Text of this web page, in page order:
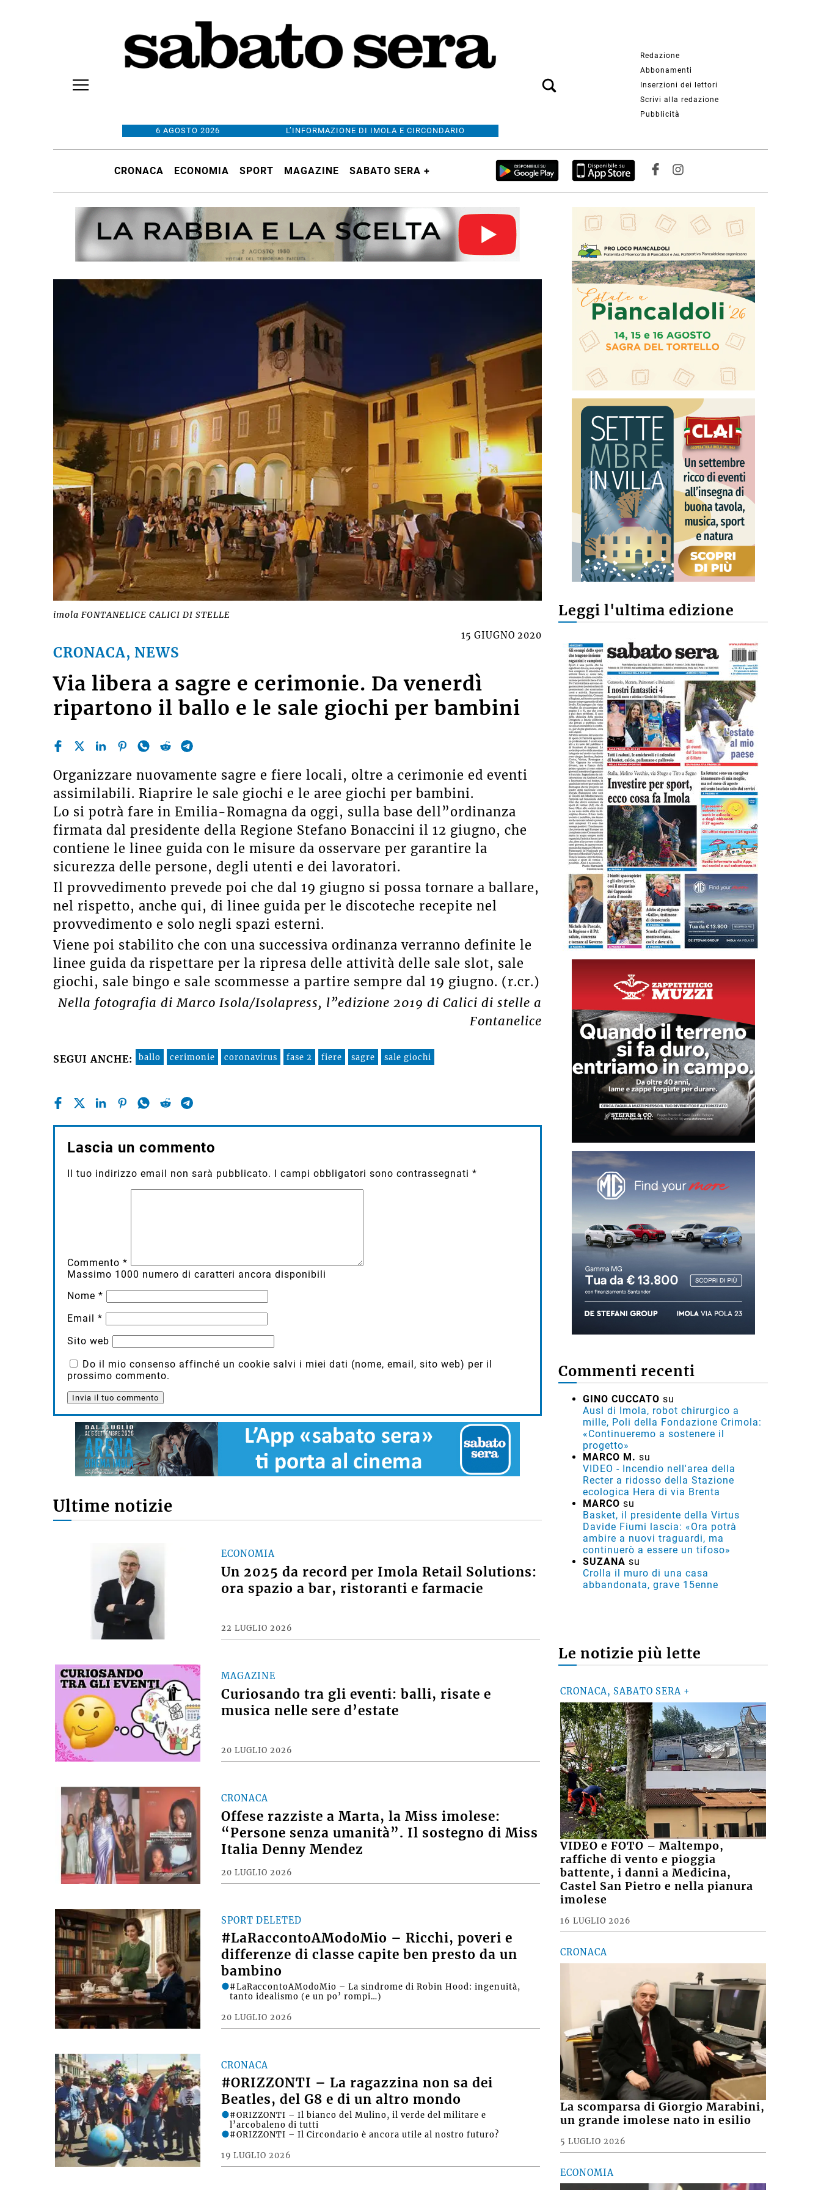
6 AGOSTO 2026 L’INFORMAZIONE DI IMOLA E CIRCONDARIO
Redazione
Abbonamenti
Inserzioni dei lettori
Scrivi alla redazione
Pubblicità
CRONACA ECONOMIA SPORT MAGAZINE SABATO SERA +
imola FONTANELICE CALICI DI STELLE
CRONACA, NEWS
15 GIUGNO 2020
Via libera a sagre e cerimonie. Da venerdì
ripartono il ballo e le sale giochi per bambini
Organizzare nuovamente sagre e fiere locali, oltre a cerimonie ed eventi
assimilabili. Riaprire le sale giochi e le aree giochi per bambini.
Lo si potrà fare in Emilia-Romagna da oggi, sulla base dell”ordinanza
firmata dal presidente della Regione Stefano Bonaccini il 12 giugno, che
contiene le linee guida con le misure da osservare per garantire la
sicurezza delle persone, degli utenti e dei lavoratori.
Il provvedimento prevede poi che dal 19 giugno si possa tornare a ballare,
nel rispetto, anche qui, di linee guida per le discoteche recepite nel
provvedimento e solo negli spazi esterni.
Viene poi stabilito che con una successiva ordinanza verranno definite le
linee guida da rispettare per la ripresa delle attività delle sale slot, sale
giochi, sale bingo e sale scommesse a partire sempre dal 19 giugno. (r.cr.)
Nella fotografia di Marco Isola/Isolapress, l”edizione 2019 di Calici di stelle a
Fontanelice
SEGUI ANCHE: ballo cerimonie coronavirus fase 2 fiere sagre sale giochi
Lascia un commento
Il tuo indirizzo email non sarà pubblicato. I campi obbligatori sono contrassegnati *
Commento *
Massimo 1000 numero di caratteri ancora disponibili
Nome *
Email *
Sito web
Do il mio consenso affinché un cookie salvi i miei dati (nome, email, sito web) per il
prossimo commento.
Ultime notizie
ECONOMIA
Un 2025 da record per Imola Retail Solutions:
ora spazio a bar, ristoranti e farmacie
22 LUGLIO 2026
MAGAZINE
Curiosando tra gli eventi: balli, risate e
musica nelle sere d’estate
20 LUGLIO 2026
CRONACA
Offese razziste a Marta, la Miss imolese:
“Persone senza umanità”. Il sostegno di Miss
Italia Denny Mendez
20 LUGLIO 2026
SPORT DELETED
#LaRaccontoAModoMio – Ricchi, poveri e
differenze di classe capite ben presto da un
bambino
20 LUGLIO 2026
#LaRaccontoAModoMio – La sindrome di Robin Hood: ingenuità,
tanto idealismo (e un po’ rompi…)
CRONACA
#ORIZZONTI – La ragazzina non sa dei
Beatles, del G8 e di un altro mondo
19 LUGLIO 2026
#ORIZZONTI – Il bianco del Mulino, il verde del militare e
l’arcobaleno di tutti
#ORIZZONTI – Il Circondario è ancora utile al nostro futuro?
Leggi l'ultima edizione
Commenti recenti
GINO CUCCATO su
Ausl di Imola, robot chirurgico a
mille, Poli della Fondazione Crimola:
«Continueremo a sostenere il
progetto»
MARCO M. su
VIDEO - Incendio nell'area della
Recter a ridosso della Stazione
ecologica Hera di via Brenta
MARCO su
Basket, il presidente della Virtus
Davide Fiumi lascia: «Ora potrà
ambire a nuovi traguardi, ma
continuerò a essere un tifoso»
SUZANA su
Crolla il muro di una casa
abbandonata, grave 15enne
Le notizie più lette
CRONACA, SABATO SERA +
VIDEO e FOTO – Maltempo,
raffiche di vento e pioggia
battente, i danni a Medicina,
Castel San Pietro e nella pianura
imolese
16 LUGLIO 2026
CRONACA
La scomparsa di Giorgio Marabini,
un grande imolese nato in esilio
5 LUGLIO 2026
ECONOMIA